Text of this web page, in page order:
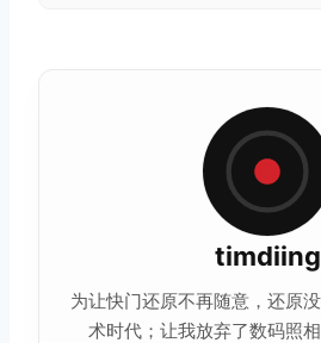
timdiing
为让快门还原不再随意，还原
术时代；让我放弃了数码照相